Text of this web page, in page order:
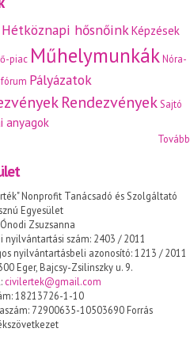
Hétköznapi hősnőink Képzések
piac Műhelymunkák Nóra-
Pályázatok
Rendezvények Sajtó
anyagok
Tovább
Nonprofit Tanácsadó és Szolgáltató
Egyesület
Zsuzsanna
nyilvántartási szám: 2403 / 2011
nyilvántartásbeli azonosító: 1213 / 2011
Eger, Bajcsy-Zsilinszky u. 9.
civilertek@gmail.com
18213726-1-10
72900635-10503690 Forrás